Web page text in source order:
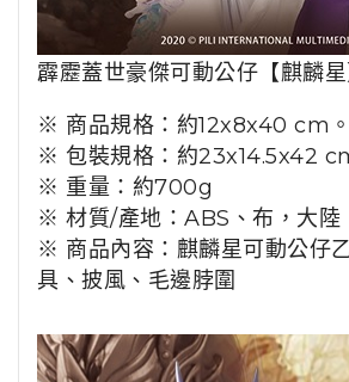
霹靂蓋世豪傑可動公仔【麒麟星
※ 商品規格：約12x8x40 cm
※ 包裝規格：約23x14.5x42
※ 重量：約700g
※ 材質/產地：ABS、布，大陸
※ 商品內容：麒麟星可動公仔
具、披風、毛邊脖圍